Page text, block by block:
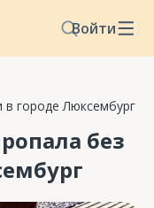
Войти
в городе Люксембург
без